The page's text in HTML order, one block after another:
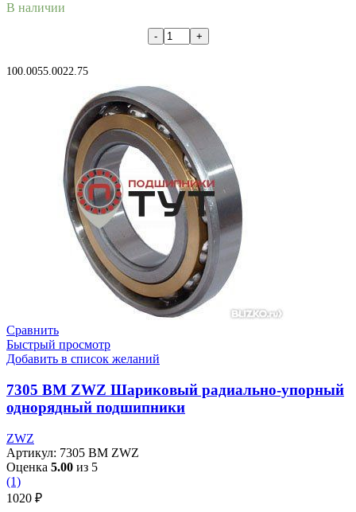
В наличии
100.0055.0022.75
Сравнить
Быстрый просмотр
Добавить в список желаний
7305 BM ZWZ Шариковый радиально-упорный
однорядный подшипники
ZWZ
Артикул: 7305 BM ZWZ
Оценка 5.00 из 5
(1)
1020 ₽